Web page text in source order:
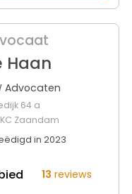
Haan
Advocaten
64 a
KC Zaandam
in 2023
13 reviews